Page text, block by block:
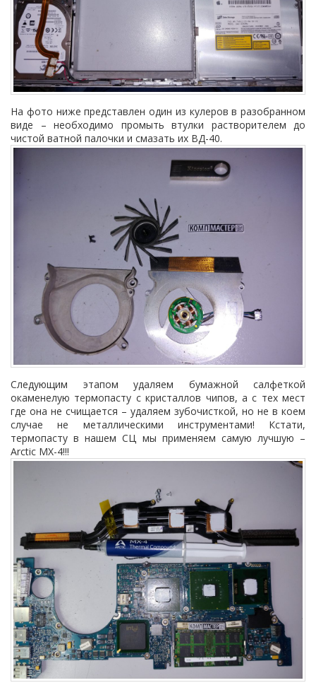
На фото ниже представлен один из кулеров в разобранном
виде – необходимо промыть втулки растворителем до
чистой ватной палочки и смазать их ВД-40.
Следующим этапом удаляем бумажной салфеткой
окаменелую термопасту с кристаллов чипов, а с тех мест
где она не счищается – удаляем зубочисткой, но не в коем
случае не металлическими инструментами! Кстати,
термопасту в нашем СЦ мы применяем самую лучшую –
Arctic MX-4!!!